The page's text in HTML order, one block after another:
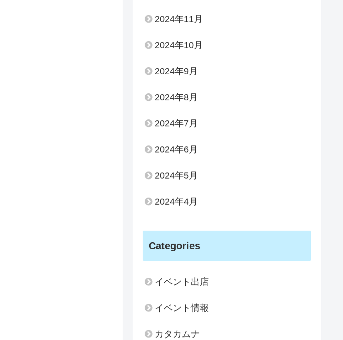
2024年11月
2024年10月
2024年9月
2024年8月
2024年7月
2024年6月
2024年5月
2024年4月
Categories
イベント出店
イベント情報
カタカムナ